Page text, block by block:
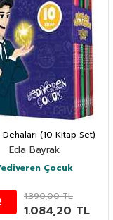
(10 Kitap Set)
Eda Bayrak
Çocuk
1.390,00TL
1.084,20 TL